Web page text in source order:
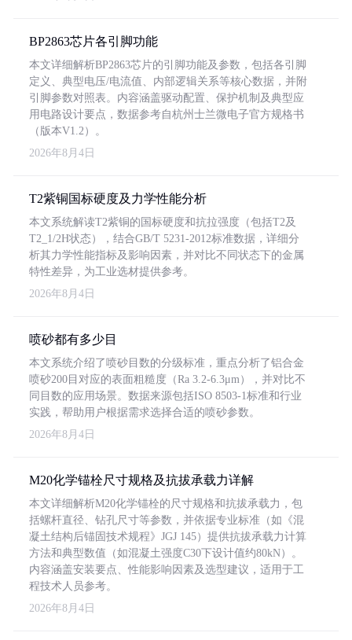
BP2863芯片各引脚功能
本文详细解析BP2863芯片的引脚功能及参数，包括各引脚
定义、典型电压/电流值、内部逻辑关系等核心数据，并附
引脚参数对照表。内容涵盖驱动配置、保护机制及典型应
用电路设计要点，数据参考自杭州士兰微电子官方规格书
（版本V1.2）。
2026年8月4日
T2紫铜国标硬度及力学性能分析
本文系统解读T2紫铜的国标硬度和抗拉强度（包括T2及
T2_1/2H状态），结合GB/T 5231-2012标准数据，详细分
析其力学性能指标及影响因素，并对比不同状态下的金属
特性差异，为工业选材提供参考。
2026年8月4日
喷砂都有多少目
本文系统介绍了喷砂目数的分级标准，重点分析了铝合金
喷砂200目对应的表面粗糙度（Ra 3.2-6.3μm），并对比不
同目数的应用场景。数据来源包括ISO 8503-1标准和行业
实践，帮助用户根据需求选择合适的喷砂参数。
2026年8月4日
M20化学锚栓尺寸规格及抗拔承载力详解
本文详细解析M20化学锚栓的尺寸规格和抗拔承载力，包
括螺杆直径、钻孔尺寸等参数，并依据专业标准（如《混
凝土结构后锚固技术规程》JGJ 145）提供抗拔承载力计算
方法和典型数值（如混凝土强度C30下设计值约80kN）。
内容涵盖安装要点、性能影响因素及选型建议，适用于工
程技术人员参考。
2026年8月4日